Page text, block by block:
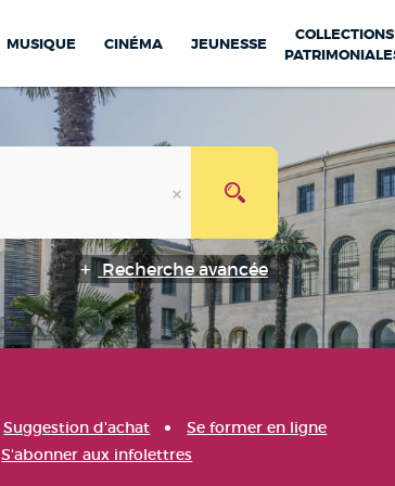
MUSIQUE CINÉMA JEUNESSE
COLLECTIONS
Recherche avancée
Suggestion d'achat
Se former en ligne
S'abonner aux infolettres